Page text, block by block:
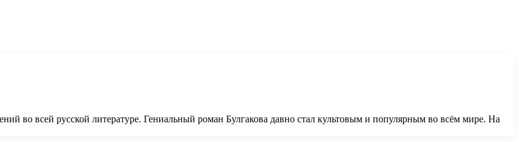
во всей русской литературе. Гениальный роман Булгакова давно стал культовым и популярным во всём мире. На